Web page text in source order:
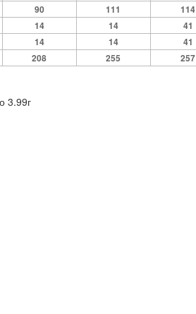
90 111 114
14 14 41
14 14 41
208 255 257
3.99г